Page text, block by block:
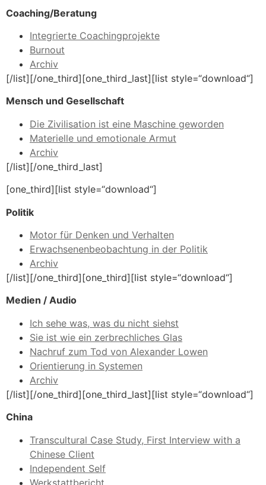
Coaching/Beratung
Integrierte Coachingprojekte
Burnout
Archiv
[/list][/one_third][one_third_last][list style=“download“]
Mensch und Gesellschaft
Die Zivilisation ist eine Maschine geworden
Materielle und emotionale Armut
Archiv
[/list][/one_third_last]
[one_third][list style=“download“]
Politik
Motor für Denken und Verhalten
Erwachsenenbeobachtung in der Politik
Archiv
[/list][/one_third][one_third][list style=“download“]
Medien / Audio
Ich sehe was, was du nicht siehst
Sie ist wie ein zerbrechliches Glas
Nachruf zum Tod von Alexander Lowen
Orientierung in Systemen
Archiv
[/list][/one_third][one_third_last][list style=“download“]
China
­Transcultural Case Study, First Interview with a
Chinese Client
Independent Self
Werkstattbericht